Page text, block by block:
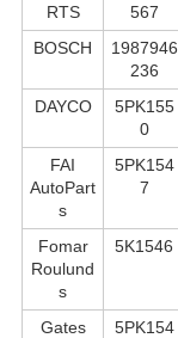
RTS
567
BOSCH
1987946
236
DAYCO
5PK155
0
FAI
AutoPart
s
5PK154
7
Fomar
Roulund
s
5K1546
Gates
5PK154